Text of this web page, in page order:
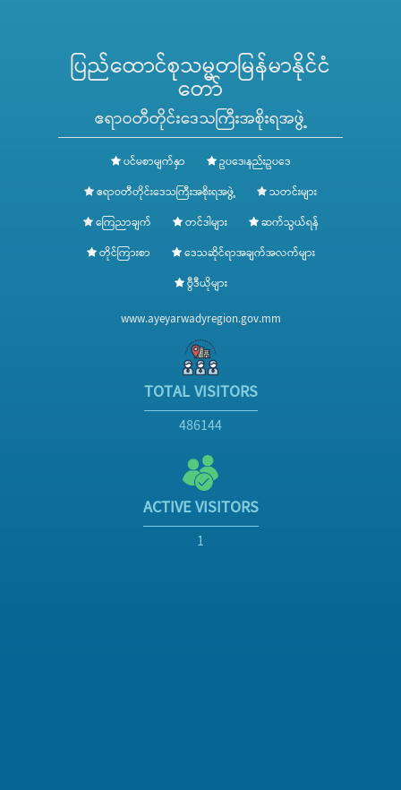
ပြည်ထောင်စုသမ္မတမြန်မာနိုင်ငံ
တော်
ဧရာဝတီတိုင်းဒေသကြီးအစိုးရအဖွဲ့
ပင်မစာမျက်နှာ
ဥပဒေ၊နည်းဥပဒေ
ဧရာဝတီတိုင်းဒေသကြီးအစိုးရအဖွဲ့
သတင်းများ
ကြေညာချက်
တင်ဒါများ
ဆက်သွယ်ရန်
တိုင်ကြားစာ
ဒေသဆိုင်ရာအချက်အလက်များ
ဗွီဒီယိုများ
www.ayeyarwadyregion.gov.mm
TOTAL VISITORS
486144
ACTIVE VISITORS
1